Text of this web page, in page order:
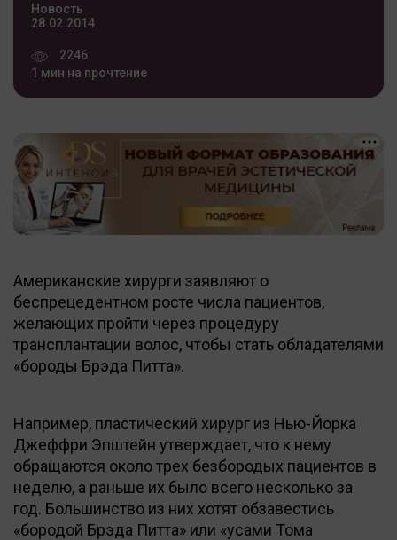
Новость
28.02.2014
2246
1 мин на прочтение
Американские хирурги заявляют о
беспрецедентном росте числа пациентов,
желающих пройти через процедуру
трансплантации волос, чтобы стать обладателями
«бороды Брэда Питта».
Например, пластический хирург из Нью-Йорка
Джеффри Эпштейн утверждает, что к нему
обращаются около трех безбородых пациентов в
неделю, а раньше их было всего несколько за
год. Большинство из них хотят обзавестись
«бородой Брэда Питта» или «усами Тома